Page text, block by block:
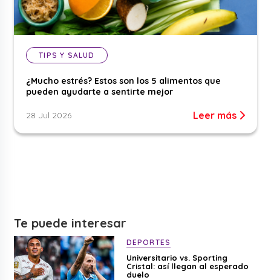
TIPS Y SALUD
¿Mucho estrés? Estos son los 5 alimentos que
pueden ayudarte a sentirte mejor
28 Jul 2026 Leer más
Te puede interesar
DEPORTES
Universitario vs. Sporting
Cristal: así llegan al esperado
duelo